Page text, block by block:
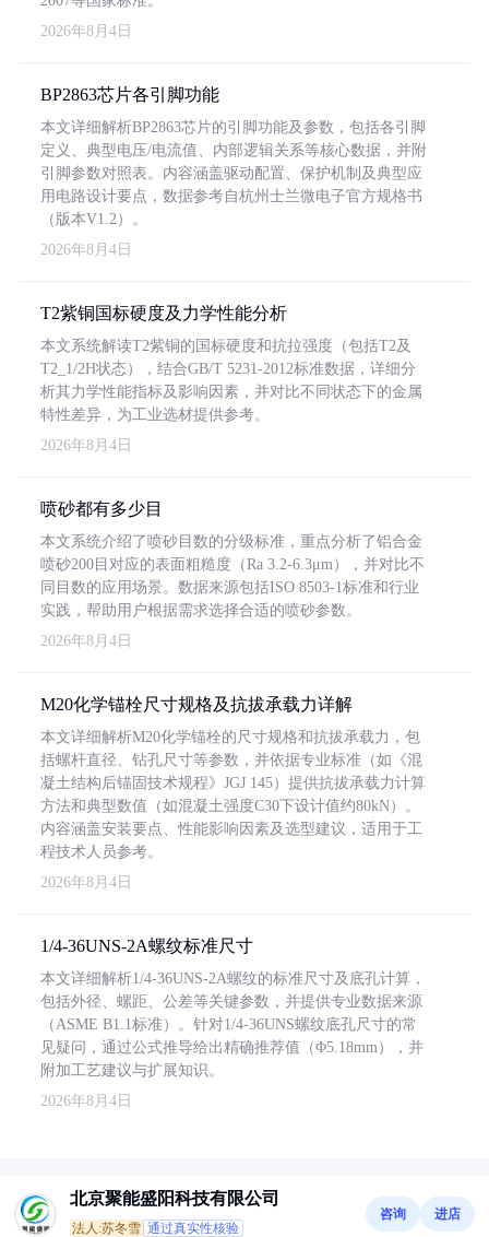
2026年8月4日
BP2863芯片各引脚功能
本文详细解析BP2863芯片的引脚功能及参数，包括各引脚
定义、典型电压/电流值、内部逻辑关系等核心数据，并附
引脚参数对照表。内容涵盖驱动配置、保护机制及典型应
用电路设计要点，数据参考自杭州士兰微电子官方规格书
（版本V1.2）。
2026年8月4日
T2紫铜国标硬度及力学性能分析
本文系统解读T2紫铜的国标硬度和抗拉强度（包括T2及
T2_1/2H状态），结合GB/T 5231-2012标准数据，详细分
析其力学性能指标及影响因素，并对比不同状态下的金属
特性差异，为工业选材提供参考。
2026年8月4日
喷砂都有多少目
本文系统介绍了喷砂目数的分级标准，重点分析了铝合金
喷砂200目对应的表面粗糙度（Ra 3.2-6.3μm），并对比不
同目数的应用场景。数据来源包括ISO 8503-1标准和行业
实践，帮助用户根据需求选择合适的喷砂参数。
2026年8月4日
M20化学锚栓尺寸规格及抗拔承载力详解
本文详细解析M20化学锚栓的尺寸规格和抗拔承载力，包
括螺杆直径、钻孔尺寸等参数，并依据专业标准（如《混
凝土结构后锚固技术规程》JGJ 145）提供抗拔承载力计算
方法和典型数值（如混凝土强度C30下设计值约80kN）。
内容涵盖安装要点、性能影响因素及选型建议，适用于工
程技术人员参考。
2026年8月4日
1/4-36UNS-2A螺纹标准尺寸
本文详细解析1/4-36UNS-2A螺纹的标准尺寸及底孔计算，
包括外径、螺距、公差等关键参数，并提供专业数据来源
（ASME B1.1标准）。针对1/4-36UNS螺纹底孔尺寸的常
见疑问，通过公式推导给出精确推荐值（Φ5.18mm），并
附加工艺建议与扩展知识。
2026年8月4日
北京聚能盛阳科技有限公司
法人:苏冬雪 通过真实性核验
咨询 进店